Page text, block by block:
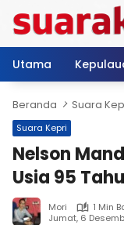
konten
Utama
Beranda Suara
Suara Kepri
Nelson
Usia 95
Mori
1 Min
Jumat, 6